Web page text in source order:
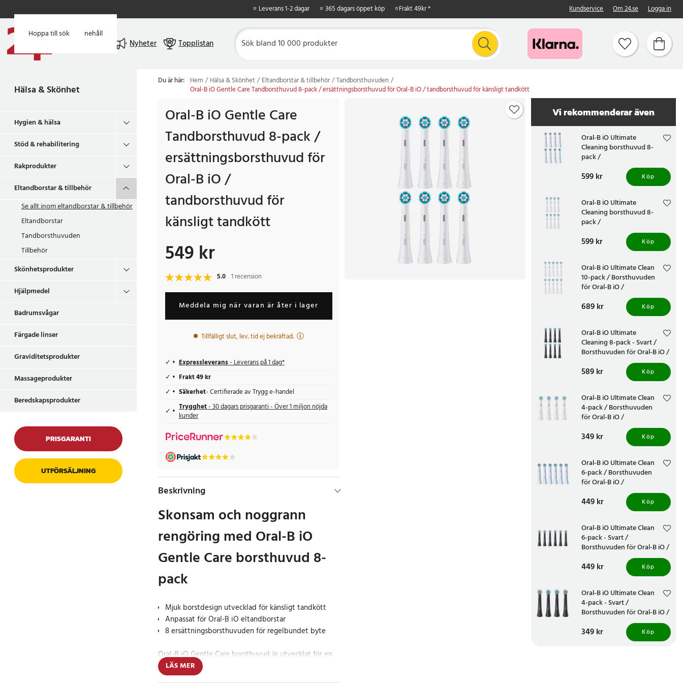
Hoppa till huvudinnehåll
Hoppa till sök
⭐ Leverans 1-2 dagar ⭐ 365 dagars öppet köp ⭐Frakt 49kr * Kundservice Om 24.se Logga in
Nyheter Topplistan
Hälsa & Skönhet
Hygien & hälsa
Stöd & rehabilitering
Rakprodukter
Eltandborstar & tillbehör
Se allt inomeltandborstar & tillbehör
Eltandborstar
Tandborsthuvuden
Tillbehör
Skönhetsprodukter
Hjälpmedel
Badrumsvågar
Färgade linser
Graviditetsprodukter
Massageprodukter
Beredskapsprodukter
PRISGARANTI
UTFÖRSÄLJNING
Du är här: Hem Hälsa & Skönhet Eltandborstar & tillbehör
Tandborsthuvuden
Oral-B iO Gentle Care Tandborsthuvud 8-pack / ersättningsborsthuvud för Oral-B iO / tandborsthuvud för känsligt tandkött
Oral-B iO Gentle Care
Tandborsthuvud 8-pack /
ersättningsborsthuvud för
Oral-B iO /
tandborsthuvud för
känsligt tandkött
Pris :549 kr
549 kr
5.0 1 recension
Meddela mig när varan är åter i lager
Tillfälligt slut, lev. tid ej bekräftad.
Expressleverans- Leverans på 1 dag*
Frakt 49 kr
Säkerhet- Certifierade av Trygg e-handel
Trygghet- 30 dagars prisgaranti - Över 1 miljon nöjda
kunder
Beskrivning
Skonsam och noggrann
rengöring med Oral-B iO
Gentle Care borsthuvud 8-
pack
Mjuk borstdesign utvecklad för känsligt tandkött
Anpassat för Oral-B iO eltandborstar
8 ersättningsborsthuvuden för regelbundet byte
Oral-B iO Gentle Care borsthuvud är utvecklat för en
skonsam och effektiv tandrengöring. Den mjuka
borstdesignen gör borsthuvudet särskilt lämpligt för
LÄS MER
Vi rekommenderar även
Oral-B iO Ultimate
Cleaning borsthuvud 8-
pack /
ersättningsborsthuvud för
Oral-B iO / tandborsthuvud
för djup rengöring
Pris:599 kr
599 kr Köp
Oral-B iO Ultimate
Cleaning borsthuvud 8-
pack /
ersättningsborsthuvud för
Oral-B iO / tandborsthuvud
för djup rengöring
Pris:599 kr
599 kr Köp
Oral-B iO Ultimate Clean
10-pack / Borsthuvuden
för Oral-B iO /
Utbyteshuvuden för Oral-B
iO
Pris: 689 kr
689 kr Köp
Oral-B iO Ultimate
Cleaning 8-pack - Svart /
Borsthuvuden för Oral-B iO /
Utbyteshuvuden
Pris:589 kr
589 kr Köp
Oral-B iO Ultimate Clean
4-pack / Borsthuvuden
för Oral-B iO /
Utbyteshuvuden för Oral-B
iO Ultimate Clean
Pris:349 kr
349 kr Köp
Oral-B iO Ultimate Clean
6-pack / Borsthuvuden
för Oral-B iO /
Utbyteshuvuden
Pris: 449 kr
449 kr Köp
Oral-B iO Ultimate Clean
6-pack - Svart /
Borsthuvuden för Oral-B iO /
Utbyteshuvuden
Pris: 449 kr
449 kr Köp
Oral-B iO Ultimate Clean
4-pack - Svart /
Borsthuvuden för Oral-B iO /
Utbyteshuvuden
Pris:349 kr
349 kr Köp